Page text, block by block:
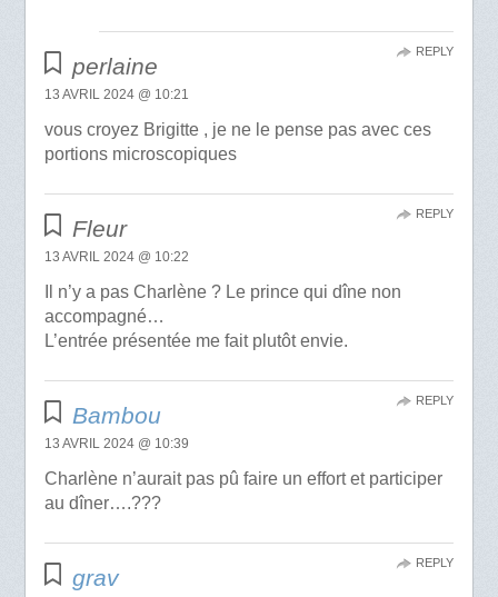
perlaine
13 AVRIL 2024 @ 10:21
vous croyez Brigitte , je ne le pense pas avec ces
portions microscopiques
REPLY
Fleur
13 AVRIL 2024 @ 10:22
Il n’y a pas Charlène ? Le prince qui dîne non
accompagné…
L’entrée présentée me fait plutôt envie.
REPLY
Bambou
13 AVRIL 2024 @ 10:39
Charlène n’aurait pas pû faire un effort et participer
au dîner….???
REPLY
grav
REPLY